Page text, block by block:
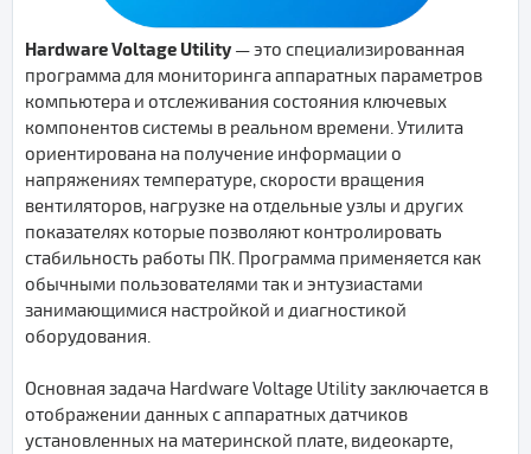
Hardware Voltage Utility— это специализированная
программа для мониторинга аппаратных параметров
компьютера и отслеживания состояния ключевых
компонентов системы в реальном времени. Утилита
ориентирована на получение информации о
напряжениях температуре, скорости вращения
вентиляторов, нагрузке на отдельные узлы и других
показателях которые позволяют контролировать
стабильность работы ПК. Программа применяется как
обычными пользователями так и энтузиастами
занимающимися настройкой и диагностикой
оборудования.
Основная задача Hardware Voltage Utility заключается в
отображении данных с аппаратных датчиков
установленных на материнской плате, видеокарте,